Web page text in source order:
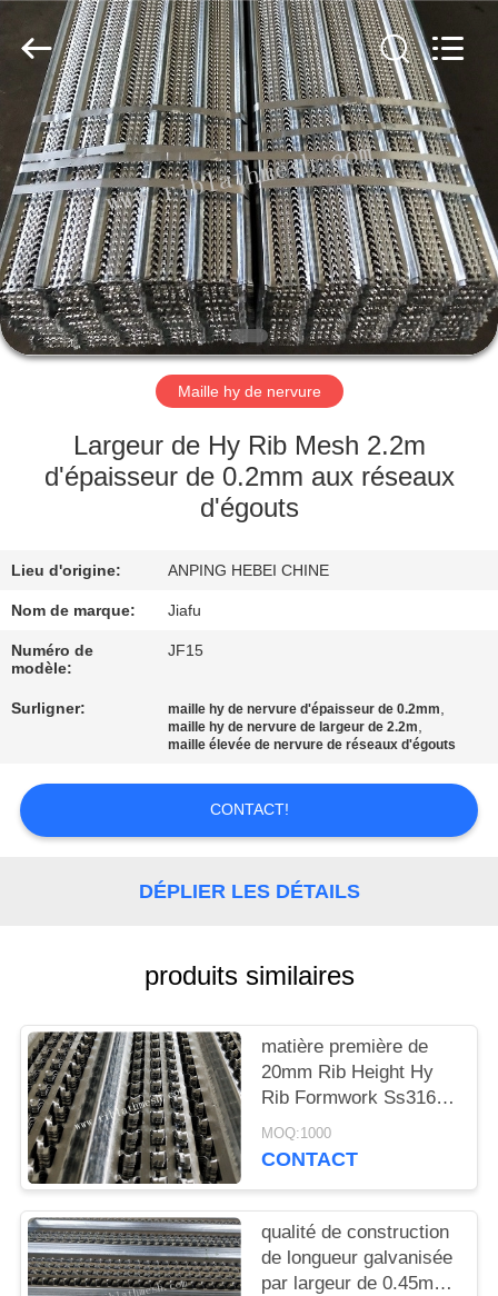
MAISON
DES
PRODUITS
AU
SUJET
DE
VISITE
CONTRÔLE
DE
QUALITÉ
CONTACTEZ-
DEMANDEZ
CITATION
SITE
PRIVACY
POLICY
WIRE
MESH
MANUFACTURING
CO.,LTD.
All
Reserved.
Maille hy de nervure
Largeur de Hy Rib Mesh 2.2m
d'épaisseur de 0.2mm aux réseaux
d'égouts
Lieu d'origine: ANPING HEBEI CHINE
Nom de marque: Jiafu
Numéro de
modèle:
JF15
Surligner: maille hy de nervure d'épaisseur de 0.2mm,
maille hy de nervure de largeur de 2.2m,
maille élevée de nervure de réseaux d'égouts
CONTACT!
DÉPLIER LES DÉTAILS
produits similaires
matière première de
20mm Rib Height Hy
Rib Formwork Ss316l
pour des ponts en
tunnels
MOQ:1000
CONTACT
qualité de construction
de longueur galvanisée
par largeur de 0.45m